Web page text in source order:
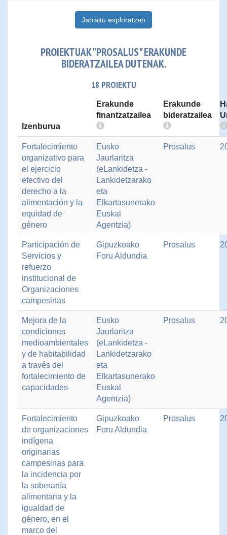
Jarraitu esploratzen
PROIEKTUAK "PROSALUS" ERAKUNDE
BIDERATZAILEA DUTENAK.
18 PROIEKTU
Izenburua
Erakunde
finantzatzailea
Erakunde
bideratzailea
Fortalecimiento
organizativo para
el ejercicio
efectivo del
derecho a la
alimentación y la
equidad de
género
Eusko
Jaurlaritza
(eLankidetza -
Lankidetzarako
eta
Elkartasunerako
Euskal
Agentzia)
Prosalus
Participación de
Servicios y
refuerzo
institucional de
Organizaciones
campesinas
Gipuzkoako
Foru Aldundia
Prosalus
Mejora de la
condiciones
medioambientales
y de habitabilidad
a través del
fortalecimiento de
capacidades
Eusko
Jaurlaritza
(eLankidetza -
Lankidetzarako
eta
Elkartasunerako
Euskal
Agentzia)
Prosalus
Fortalecimiento
de organizaciones
indígena
originarias
campesinas para
la incidencia por
la soberanía
alimentaria y la
igualdad de
género, en el
marco del
Gipuzkoako
Foru Aldundia
Prosalus